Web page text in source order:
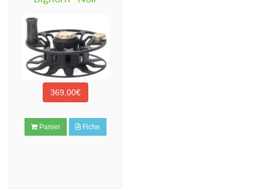
369,00€
Panier Fiche